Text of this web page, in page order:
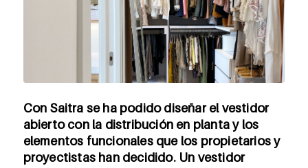
Con Saitra se ha podido diseñar el vestidor
abierto con la distribución en planta y los
elementos funcionales que los propietarios y
proyectistas han decidido. Un vestidor